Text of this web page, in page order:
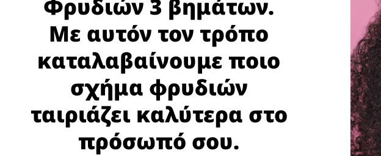
Φρυδιών 3 βημάτων.
Με αυτόν τον τρόπο
καταλαβαίνουμε ποιο
σχήμα φρυδιών
ταιριάζει καλύτερα στο
πρόσωπό σου.